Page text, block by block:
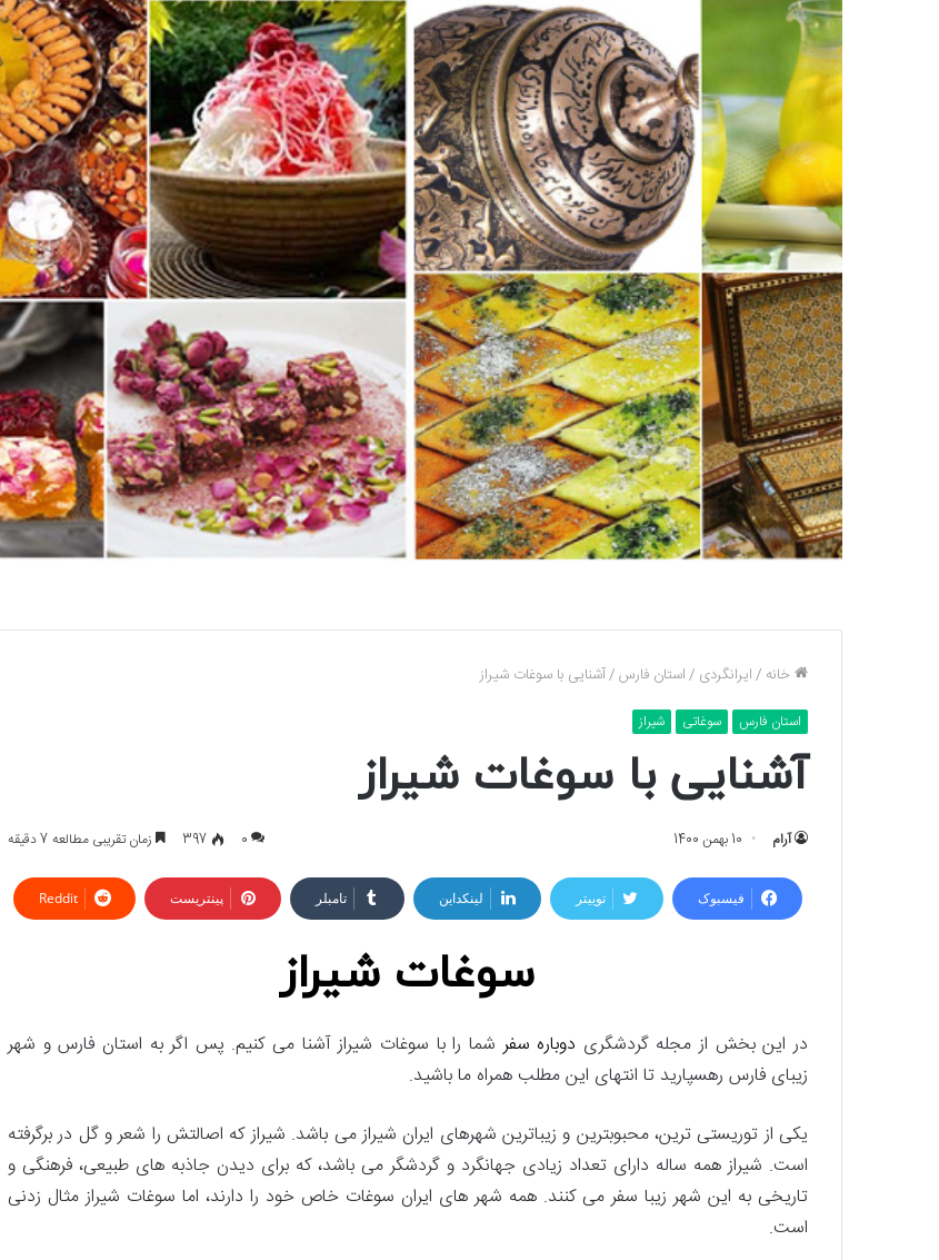
خانه /ایرانگردی /استان فارس/آشنایی با سوغات شیراز
استان فارس سوغاتی شیراز
آشنایی با سوغات شیراز
آرام 10 بهمن 1400 0
397 زمان تقریبی مطالعه 7 دقیقه
فیسبوک توییتر لینکداین تامبلر پینتریست Reddit
سوغات شیراز
در این بخش از مجله گردشگری دوباره سفرشما را با سوغات شیراز آشنا می کنیم. پس اگر به استان فارس و شهر
زیبای فارس رهسپارید تا انتهای این مطلب همراه ما باشید.
یکی از توریستی ترین، محبوبترین و زیباترین شهرهای ایران شیراز می باشد. شیراز که اصالتش را شعر و گل در برگرفته
است. شیراز همه ساله دارای تعداد زیادی جهانگرد و گردشگر می باشد، که برای دیدن جاذبه های طبیعی، فرهنگی و
تاریخی به این شهر زیبا سفر می کنند. همه شهر های ایران سوغات خاص خود را دارند، اما سوغات شیراز مثال زدنی
است.